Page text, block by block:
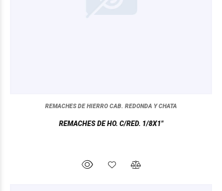
REMACHES DE HIERRO CAB. REDONDA Y CHATA
REMACHES DE HO. C/RED. 1/8X1"